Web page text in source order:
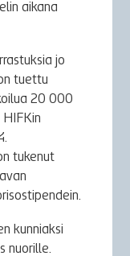
aikana
jo
tuettu
20 000
tukenut
kunniaksi
nuorille.